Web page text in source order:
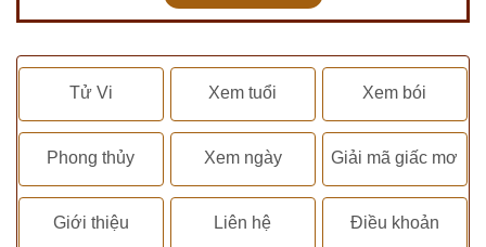
Tử Vi Xem tuổi Xem bói
Phong thủy Xem ngày Giải mã giấc mơ
Giới thiệu Liên hệ Điều khoản